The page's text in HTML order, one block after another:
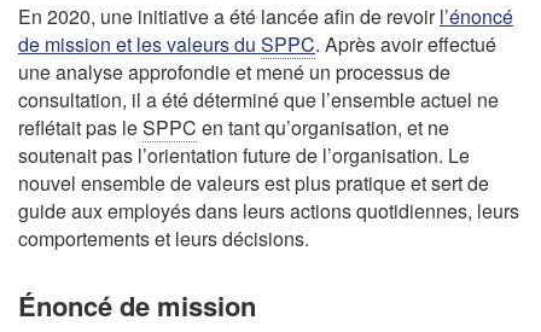
En 2020, une initiative a été lancée afin de revoirl’énoncé
de mission et les valeurs du SPPC. Après avoir effectué
une analyse approfondie et mené un processus de
consultation, il a été déterminé que l’ensemble actuel ne
reflétait pas leSPPC en tant qu’organisation, et ne
soutenait pas l’orientation future de l’organisation. Le
nouvel ensemble de valeurs est plus pratique et sert de
guide aux employés dans leurs actions quotidiennes, leurs
comportements et leurs décisions.
Énoncé de mission